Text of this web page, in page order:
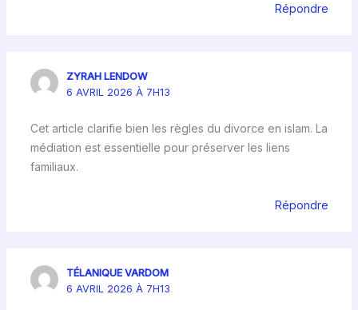
Répondre
ZYRAH LENDOW
6 AVRIL 2026 À 7H13
Cet article clarifie bien les règles du divorce en islam. La
médiation est essentielle pour préserver les liens
familiaux.
Répondre
TÉLANIQUE VARDOM
6 AVRIL 2026 À 7H13